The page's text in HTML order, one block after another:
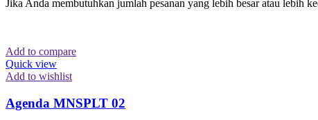
Jika Anda membutuhkan jumlah pesanan yang lebih besar atau lebih
Add to compare
Quick view
Add to wishlist
Agenda MNSPLT 02